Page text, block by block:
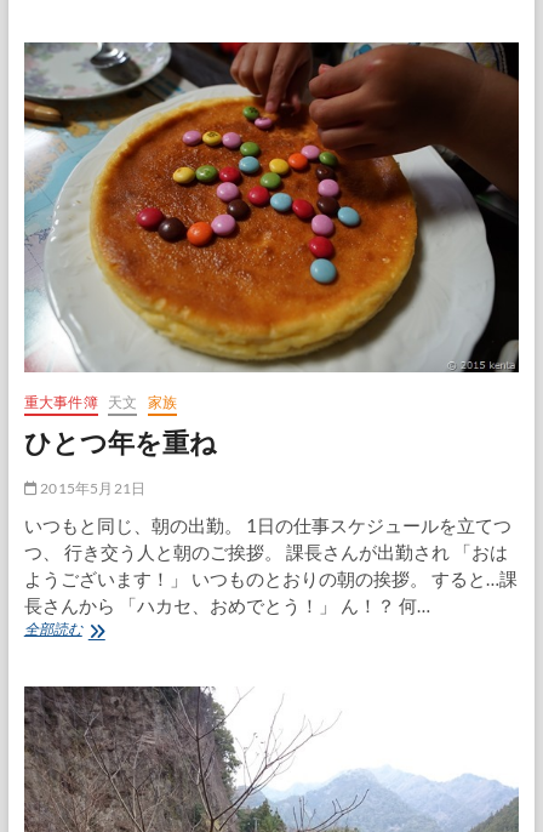
み
300kg
重大事件簿 天文 家族
ひとつ年を重ね
2015年5月21日
いつもと同じ、朝の出勤。 1日の仕事スケジュールを立てつ
つ、 行き交う人と朝のご挨拶。 課長さんが出勤され 「おは
ようございます！」 いつものとおりの朝の挨拶。 すると…課
長さんから 「ハカセ、おめでとう！」 ん！？ 何…
全部読むひ
年
を
重
ね